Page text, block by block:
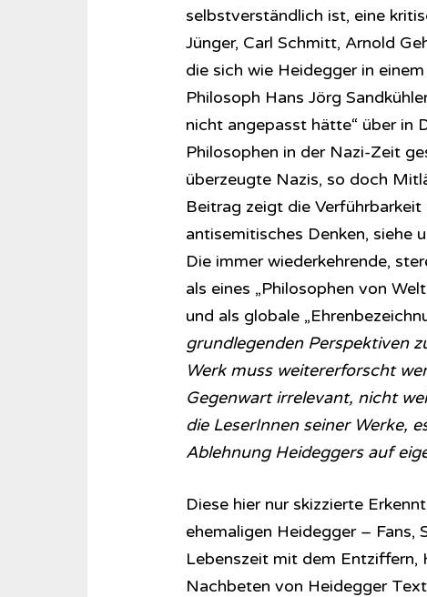
selbstverständlich ist, eine
Jünger, Carl Schmitt, Arnold
die sich wie Heidegger in
Philosoph Hans Jörg
nicht angepasst hätte“ über in
Philosophen in der Nazi-Zeit
überzeugte Nazis, so doch
Beitrag zeigt die
antisemitisches Denken, siehe
Die immer wiederkehrende,
als eines „Philosophen von
und als globale
grundlegenden Perspektiven
Werk muss weitererforscht
Gegenwart irrelevant, nicht
die LeserInnen seiner Werke,
Ablehnung Heideggers auf
Diese hier nur skizzierte
ehemaligen Heidegger – Fans,
Lebenszeit mit dem Entziffern,
Nachbeten von Heidegger